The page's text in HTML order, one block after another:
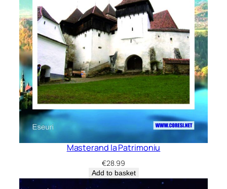
Masterand la Patrimoniu
€28.99
Add to basket